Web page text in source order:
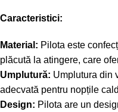
Caracteristici:
Material: Pilota este
plăcută la atingere, care
Umplutură: Umplutura din
adecvată pentru nopțile
Design: Pilota are un